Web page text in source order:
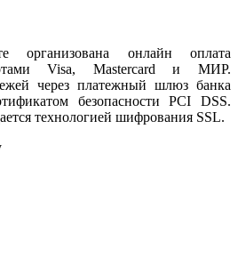
онлайн оплата
Visa, Mastercard и МИР.
через платежный шлюз банка
безопасности PCI DSS.
технологией шифрования SSL.